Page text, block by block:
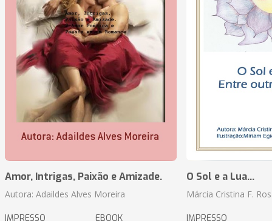
Amor, Intrigas, Paixão e Amizade.
Autora: Adaildes Alves Moreira
IMPRESSO EBOOK
O Sol e a Lua...
Márcia Cristina F.
IMPRESSO